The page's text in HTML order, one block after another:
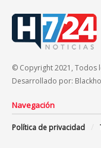
© Copyright 2021, Todos
Desarrollado por:
Navegación
Política de privacidad